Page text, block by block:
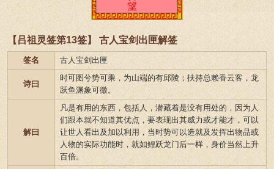
【吕祖灵签第13签】 古人宝剑出匣解签
签名 古人宝剑出匣
诗曰
时可图兮势可乘，为山端的有邱陵；扶持总赖香云客，龙
跃鱼渊象可徵。
解曰
凡是有用的东西，包括人，潜藏着是没有用处的，因为人
们跟本就不知道其优点，要表现出其威力或才能才，可以
让世人看出及加以利用，当时势可以造就及发挥出物品或
人物的实际功能时，就如鲤跃龙门后一样，身价当然上升
百倍。